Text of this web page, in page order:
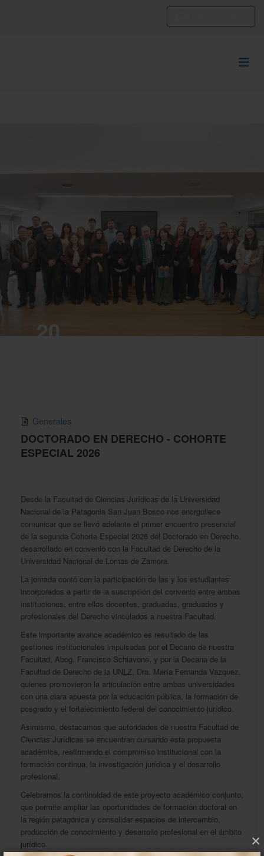
×
20
Generales
DOCTORADO EN DERECHO - COHORTE
ESPECIAL 2026
Desde la Facultad de Ciencias Jurídicas de la Universidad
Nacional de la Patagonia San Juan Bosco nos enorgullece
comunicar que se llevó adelante el primer encuentro presencial
de la segunda Cohorte Especial 2026 del Doctorado en Derecho,
desarrollado en convenio con la Facultad de Derecho de la
Universidad Nacional de Lomas de Zamora.
La jornada contó con la participación de las y los estudiantes
incorporados a partir de la suscripción del convenio entre ambas
instituciones, entre ellos docentes, graduadas, graduados y
profesionales del Derecho vinculados a nuestra Facultad.
Este importante avance académico es resultado de las
gestiones institucionales impulsadas por el Decano de nuestra
Facultad, Abog. Francisco Schiavone, y por la Decana de la
Facultad de Derecho de la UNLZ, Dra. María Fernanda Vázquez,
quienes promovieron la articulación entre ambas universidades
con una clara apuesta por la educación pública, la formación de
posgrado y el fortalecimiento federal del conocimiento jurídico.
Asimismo, destacamos que autoridades de nuestra Facultad de
Ciencias Jurídicas se encuentran cursando esta propuesta
académica, reafirmando el compromiso institucional con la
formación continua, la investigación jurídica y el desarrollo
profesional.
Celebramos la continuidad de este proyecto académico conjunto,
que permite ampliar las oportunidades de formación doctoral en
la región patagónica y consolidar espacios de intercambio,
producción de conocimiento y desarrollo profesional en el ámbito
jurídico.